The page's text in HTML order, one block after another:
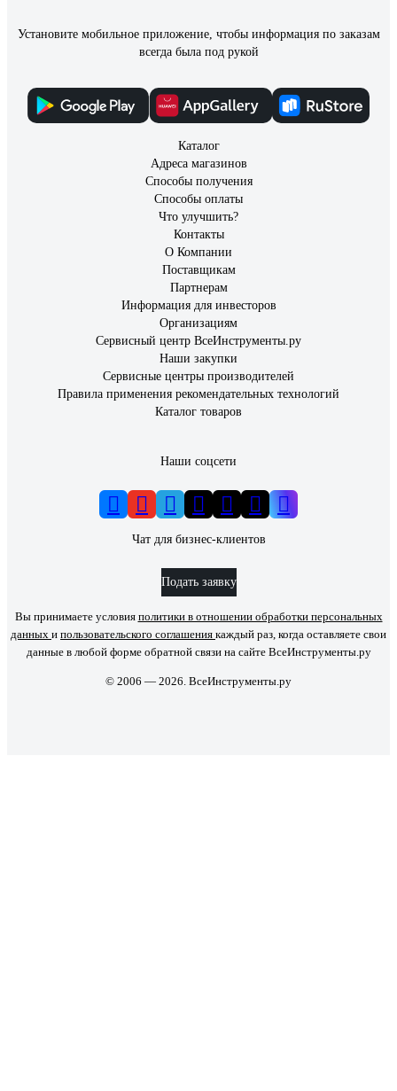
пятнистость стен. Немного густоватая консистенция.
Добавил 0,5 воды на 12 кг. Наносил валиком... Хватило на
комнату 16 м. и прихожую 7 м. Рекомендую.
Установите мобильное приложение, чтобы информация по заказам
всегда была под рукой
Каталог
Адреса магазинов
Способы получения
Способы оплаты
Что улучшить?
Контакты
О Компании
Поставщикам
Партнерам
Информация для инвесторов
Организациям
Сервисный центр ВсеИнструменты.ру
Наши закупки
Сервисные центры производителей
Правила применения рекомендательных технологий
Каталог товаров
Наши соцсети
Чат для бизнес-клиентов
Подать заявку
Вы принимаете условия политики в отношении обработки персональных
данных и пользовательского соглашения каждый раз, когда оставляете свои
данные в любой форме обратной связи на сайте ВсеИнструменты.ру
© 2006 — 2026. ВсеИнструменты.ру